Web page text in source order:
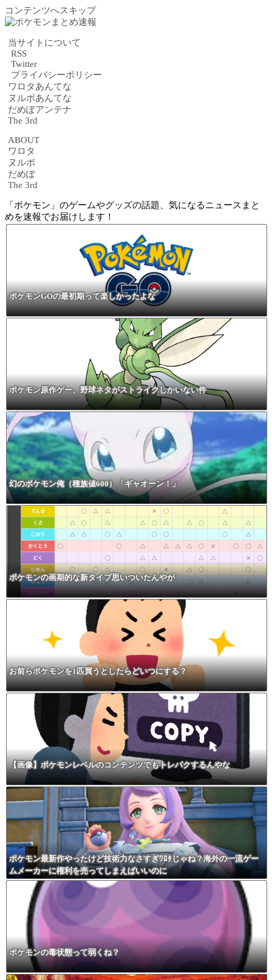
コンテンツへスキップ
当サイトについて
RSS
Twitter
プライバシーポリシー
ワロタあんてな
ヌルポあんてな
だめぽアンテナ
The 3rd
ABOUT
ワロタ
ヌルポ
だめぽ
The 3rd
「ポケモン」のゲームやグッズの話題、気になるニュースまと
めを速報でお届けします！
ポケモンGOの最初期って楽しかったよな
ポケモン原作ゲー、野球ネタがストライクしかいない件
幻のポケモン俺（種族値600）「ギャオーン！」
ポケモンの画期的な新タイプ思いついたんやが
お前らポケモンを1匹買うとしたらどいつにする？
【画像】ポケモンレベルのコンテンツでもトレパクするんやな
ポケモン最新作やったけど技術力なさすぎﾜﾛﾀじゃね？海外の一流ゲー
ムメーカーに権利を売ってしまえばいいのに
ポケモンの毒状態って弱くね？